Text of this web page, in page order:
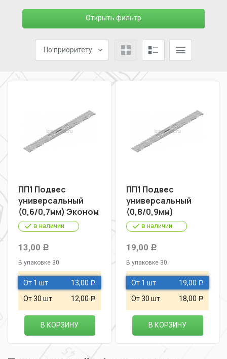
Открыть фильтр
По приоритету
ПП1 Подвес
универсальный
(0,6/0,7мм) Эконом
в наличии
13,00 Р
В упаковке 30
От 1 шт 13,00 Р
От 30 шт 12,00 Р
В КОРЗИНУ
ПП1 Подвес
универсальный
(0,8/0,9мм)
в наличии
19,00 Р
В упаковке 30
От 1 шт 19,00 Р
От 30 шт 18,00 Р
В КОРЗИНУ